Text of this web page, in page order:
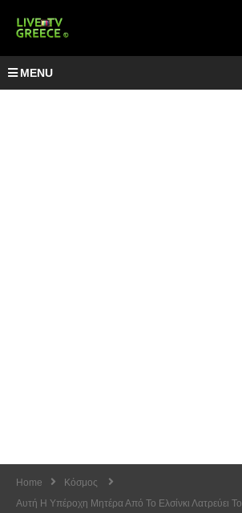
MENU
Home
Κόσμος
Αυτή Η Υπέροχη Μητέρα Από Το Ελσίνκι Λατρεύει Το